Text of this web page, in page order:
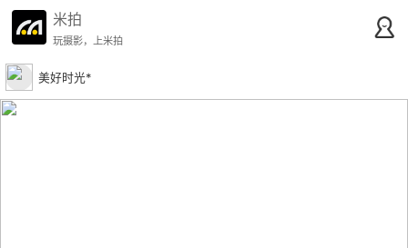
米拍
玩摄影，上米拍
美好时光*